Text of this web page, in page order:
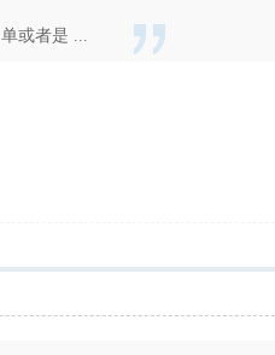
或者是 ...